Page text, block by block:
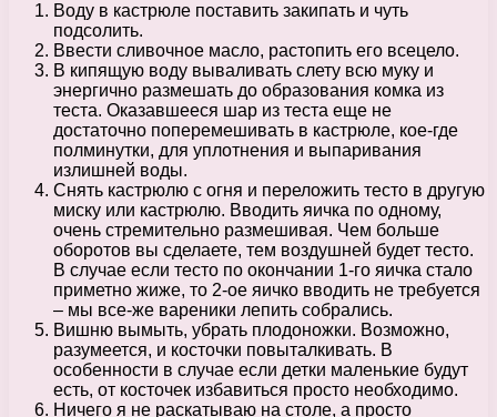
Воду в кастрюле поставить закипать и чуть
подсолить.
Ввести сливочное масло, растопить его всецело.
В кипящую воду вываливать слету всю муку и
энергично размешать до образования комка из
теста. Оказавшееся шар из теста еще не
достаточно поперемешивать в кастрюле, кое-где
полминутки, для уплотнения и выпаривания
излишней воды.
Снять кастрюлю с огня и переложить тесто в другую
миску или кастрюлю. Вводить яичка по одному,
очень стремительно размешивая. Чем больше
оборотов вы сделаете, тем воздушней будет тесто.
В случае если тесто по окончании 1-го яичка стало
приметно жиже, то 2-ое яичко вводить не требуется
– мы все-же вареники лепить собрались.
Вишню вымыть, убрать плодоножки. Возможно,
разумеется, и косточки повыталкивать. В
особенности в случае если детки маленькие будут
есть, от косточек избавиться просто необходимо.
Ничего я не раскатываю на столе, а просто